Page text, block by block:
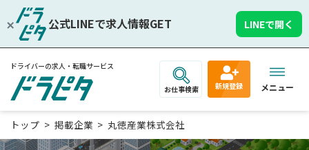
公式LINEで求人情報GET LINEで開く
ドライバーの求人・転職サービス
お仕事検索 新規登録 メニュー
トップ 掲載企業 丸徳産業株式会社